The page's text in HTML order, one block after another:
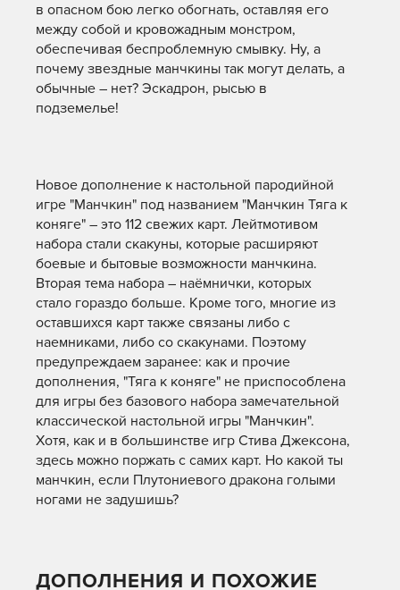
в опасном бою легко обогнать, оставляя его
между собой и кровожадным монстром,
обеспечивая беспроблемную смывку. Ну, а
почему звездные манчкины так могут делать, а
обычные – нет? Эскадрон, рысью в
подземелье!
Новое дополнение к настольной пародийной
игре "Манчкин" под названием "Манчкин Тяга к
коняге" – это 112 свежих карт. Лейтмотивом
набора стали скакуны, которые расширяют
боевые и бытовые возможности манчкина.
Вторая тема набора – наёмнички, которых
стало гораздо больше. Кроме того, многие из
оставшихся карт также связаны либо с
наемниками, либо со скакунами. Поэтому
предупреждаем заранее: как и прочие
дополнения, "Тяга к коняге" не приспособлена
для игры без базового набора замечательной
классической настольной игры "Манчкин".
Хотя, как и в большинстве игр Стива Джексона,
здесь можно поржать с самих карт. Но какой ты
манчкин, если Плутониевого дракона голыми
ногами не задушишь?
ДОПОЛНЕНИЯ И ПОХОЖИЕ